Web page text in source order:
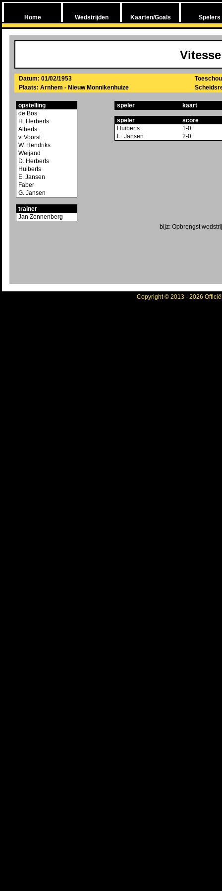
Home Wedstrijden Kaarten/Goals Spelers
Vitesse
Datum: 01/02/1953
Plaats: Arnhem - Nieuw Monnikenhuize
opstelling
de Bos
H. Herberts
Alberts
v. Voorst
W. Hendriks
Weijand
D. Herberts
Huiberts
E. Jansen
Faber
G. Jansen
trainer
Jan Zonnenberg
speler kaart
speler
score
Huiberts
1-0
E. Jansen
2-0
bijz: Opbrengst
Copyright © 2013 - 2026